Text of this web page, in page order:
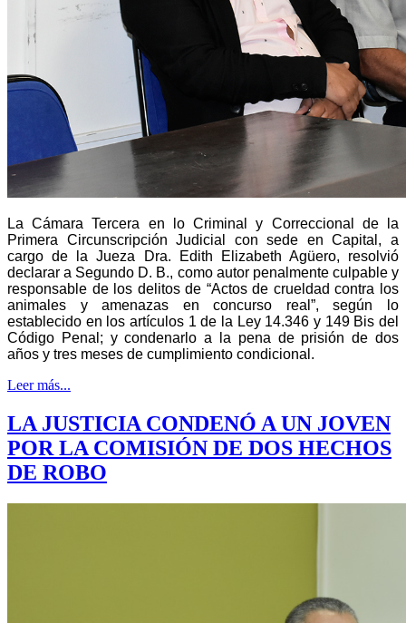
La Cámara Tercera en lo Criminal y Correccional de la
Primera Circunscripción Judicial con sede en Capital, a
cargo de la Jueza Dra. Edith Elizabeth Agüero, resolvió
declarar a Segundo D. B., como autor penalmente culpable y
responsable de los delitos de “Actos de crueldad contra los
animales y amenazas en concurso real”, según lo
establecido en los artículos 1 de la Ley 14.346 y 149 Bis del
Código Penal; y condenarlo a la pena de prisión de dos
años y tres meses de cumplimiento condicional.
Leer más...
LA JUSTICIA CONDENÓ A UN JOVEN
POR LA COMISIÓN DE DOS HECHOS
DE ROBO